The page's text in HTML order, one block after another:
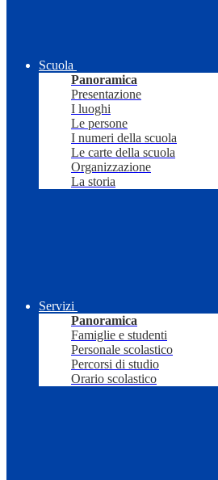
Scuola
Panoramica
Presentazione
I luoghi
Le persone
I numeri della scuola
Le carte della scuola
Organizzazione
La storia
Servizi
Panoramica
Famiglie e studenti
Personale scolastico
Percorsi di studio
Orario scolastico